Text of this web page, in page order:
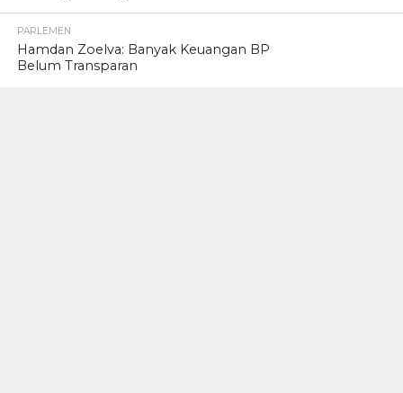
PARLEMEN
Hamdan Zoelva: Banyak Keuangan BP
Belum Transparan